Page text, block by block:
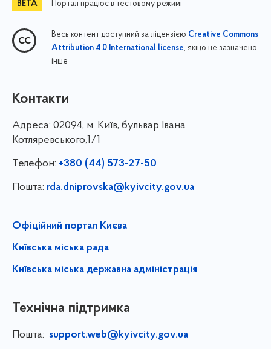
Портал працює в тестовому режимі
Весь контент доступний за ліцензією Creative Commons
Attribution 4.0 International license, якщо не зазначено
інше
Контакти
Адреса: 02094, м. Київ, бульвар Івана
Котляревського,1/1
Телефон: +380 (44) 573-27-50
Пошта: rda.dniprovska@kyivcity.gov.ua
Офіційний портал Києва
Київська міська рада
Київська міська державна адміністрація
Технічна підтримка
Пошта: support.web@kyivcity.gov.ua